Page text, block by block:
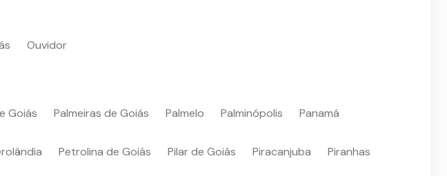
Ouvidor
Goiás Palmeiras de Goiás Palmelo Palminópolis Panamá
Petrolina de Goiás Pilar de Goiás Piracanjuba Piranhas